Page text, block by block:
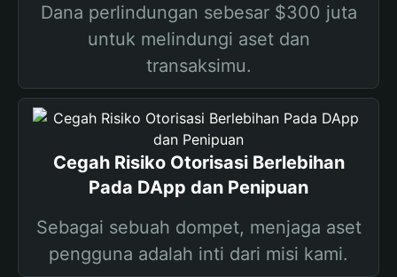
Dana perlindungan sebesar $300 juta
untuk melindungi aset dan
transaksimu.
Cegah Risiko Otorisasi Berlebihan
Pada DApp dan Penipuan
Sebagai sebuah dompet, menjaga aset
pengguna adalah inti dari misi kami.